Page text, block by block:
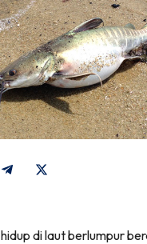
Share
(Twitter)
di laut berlumpur